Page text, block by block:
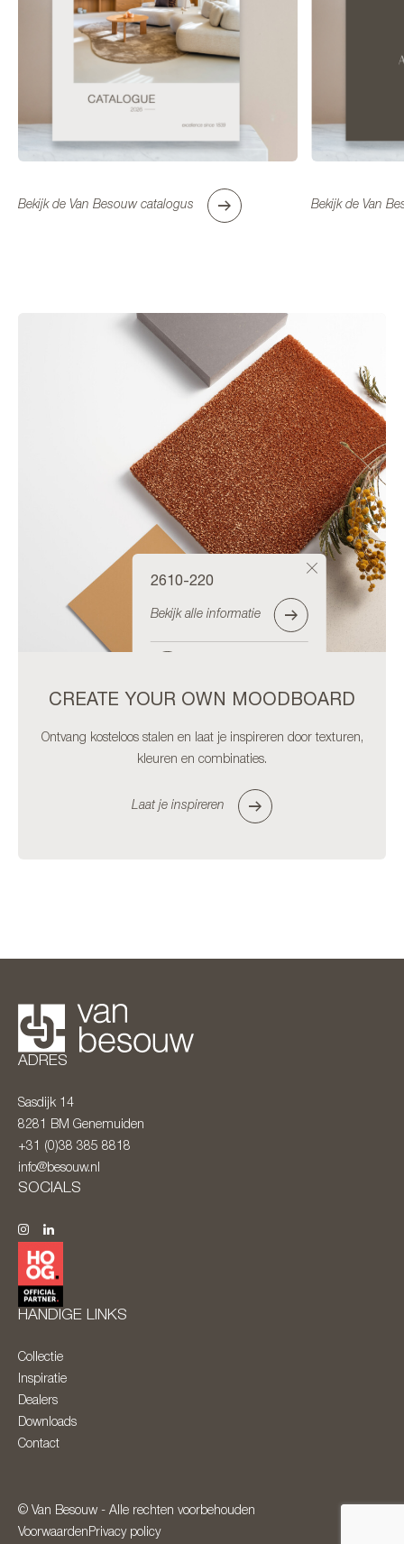
Bekijk de Van Besouw catalogus Bekijk de Van
ZOEK EEN DEALER BIJ U IN
2610-220
Bekijk alle informatie
CREATE YOUR OWN MOODBOARD
Ontvang kosteloos stalen en laat je inspireren door texturen,
kleuren en combinaties.
Laat je inspireren
ADRES
Sasdijk 14
8281 BM Genemuiden
+31 (0)38 385 8818
info@besouw.nl
SOCIALS
HANDIGE LINKS
Collectie
Inspiratie
Dealers
Downloads
Contact
© Van Besouw - Alle rechten voorbehouden
Voorwaarden Privacy policy